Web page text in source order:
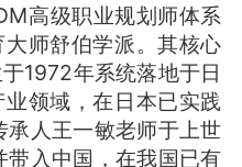
高级职业规划师体系
师舒伯学派。其核心
1972年系统落地于日
领域，在日本已实践
人王一敏老师于上世
入中国，在我国已有